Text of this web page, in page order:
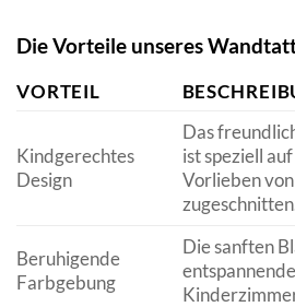
Die Vorteile unseres
VORTEIL
Kindgerechtes
Design
Das
ist speziell
Vorlieben
Beruhigende
Farbgebung
Die sanften